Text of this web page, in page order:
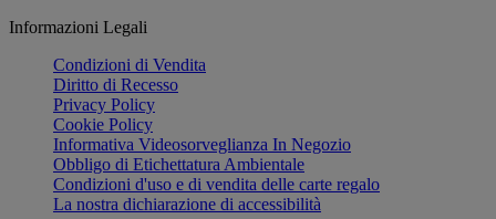
Informazioni Legali
Condizioni di Vendita
Diritto di Recesso
Privacy Policy
Cookie Policy
Informativa Videosorveglianza In Negozio
Obbligo di Etichettatura Ambientale
Condizioni d'uso e di vendita delle carte regalo
La nostra dichiarazione di accessibilità